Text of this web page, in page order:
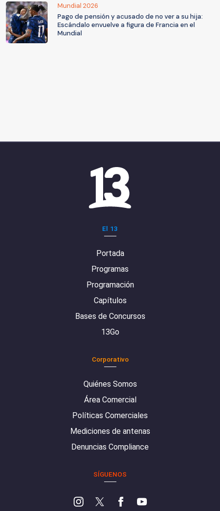
Mundial 2026
Pago de pensión y acusado de no ver a su hija:
Escándalo envuelve a figura de Francia en el
Mundial
El 13
Portada
Programas
Programación
Capítulos
Bases de Concursos
13Go
Corporativo
Quiénes Somos
Área Comercial
Políticas Comerciales
Mediciones de antenas
Denuncias Compliance
SÍGUENOS